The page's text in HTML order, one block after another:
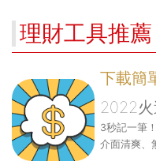
理財工具推薦
下載簡
2022火
3秒記一筆
介面清爽、